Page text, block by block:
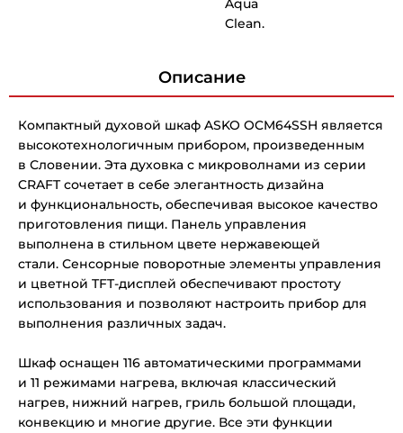
Aqua
Clean.
Описание
Компактный духовой шкаф ASKO OCM64SSH является
высокотехнологичным прибором, произведенным
в Словении. Эта духовка с микроволнами из серии
CRAFT сочетает в себе элегантность дизайна
и функциональность, обеспечивая высокое качество
приготовления пищи. Панель управления
выполнена в стильном цвете нержавеющей
стали. Сенсорные поворотные элементы управления
и цветной TFT-дисплей обеспечивают простоту
использования и позволяют настроить прибор для
выполнения различных задач.
Шкаф оснащен 116 автоматическими программами
и 11 режимами нагрева, включая классический
нагрев, нижний нагрев, гриль большой площади,
конвекцию и многие другие. Все эти функции